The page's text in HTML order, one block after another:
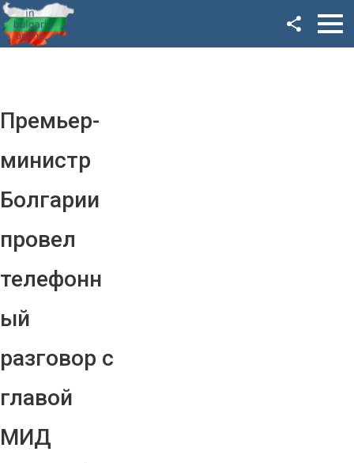
Премьер-
министр
Болгарии
провел
телефонн
ый
разговор с
главой
МИД